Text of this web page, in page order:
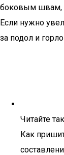
боковым швам,
Если нужно
за подол и
Читайте
Как